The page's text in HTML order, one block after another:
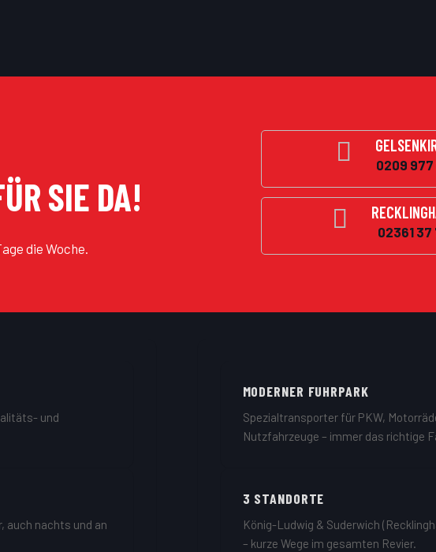
SIE DA!
die Woche.
0209
02361 37
und
auch nachts und an
MODERNER FUHRPARK
Spezialtransporter für PKW,
Nutzfahrzeuge – immer das richtige
3 STANDORTE
König-Ludwig & Suderwich
– kurze Wege im gesamten Revier.